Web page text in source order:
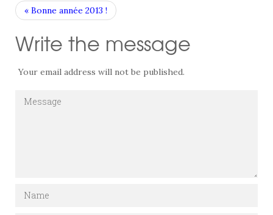
« Bonne année 2013 !
Write the message
Your email address will not be published.